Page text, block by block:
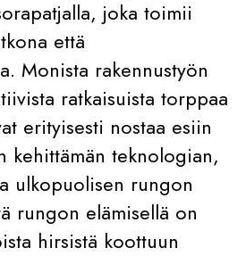
joka toimii
että
Monista rakennustyön
ratkaisuista torppaa
erityisesti nostaa esiin
kehittämän teknologian,
ulkopuolisen rungon
rungon elämisellä on
hirsistä koottuun